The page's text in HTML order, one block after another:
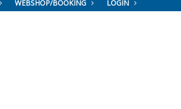
WEBSHOP/BOOKING LOGIN